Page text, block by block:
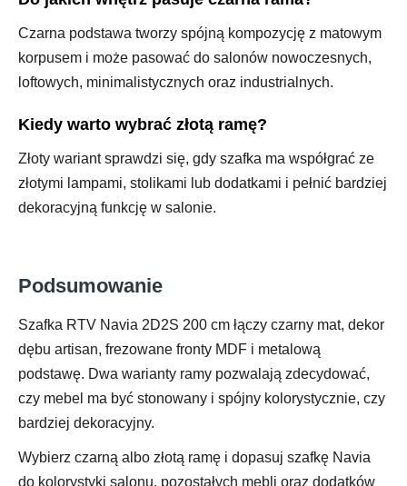
Czarna podstawa tworzy spójną kompozycję z matowym
korpusem i może pasować do salonów nowoczesnych,
loftowych, minimalistycznych oraz industrialnych.
Kiedy warto wybrać złotą ramę?
Złoty wariant sprawdzi się, gdy szafka ma współgrać ze
złotymi lampami, stolikami lub dodatkami i pełnić bardziej
dekoracyjną funkcję w salonie.
Podsumowanie
Szafka RTV Navia 2D2S 200 cm łączy czarny mat, dekor
dębu artisan, frezowane fronty MDF i metalową
podstawę. Dwa warianty ramy pozwalają zdecydować,
czy mebel ma być stonowany i spójny kolorystycznie, czy
bardziej dekoracyjny.
Wybierz czarną albo złotą ramę i dopasuj szafkę Navia
do kolorystyki salonu, pozostałych mebli oraz dodatków